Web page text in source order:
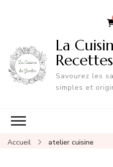
La
Savourez les
simples et
Accueil atelier cuisine